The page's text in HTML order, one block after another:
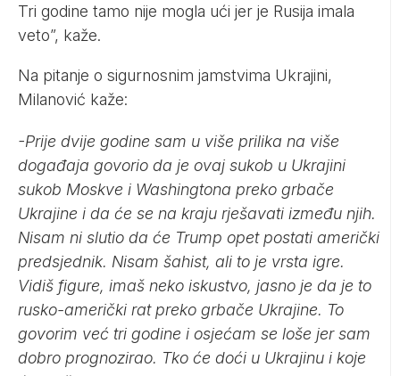
Tri godine tamo nije mogla ući jer je Rusija imala
veto”, kaže.
Na pitanje o sigurnosnim jamstvima Ukrajini,
Milanović kaže:
-Prije dvije godine sam u više prilika na više
događaja govorio da je ovaj sukob u Ukrajini
sukob Moskve i Washingtona preko grbače
Ukrajine i da će se na kraju rješavati između njih.
Nisam ni slutio da će Trump opet postati američki
predsjednik. Nisam šahist, ali to je vrsta igre.
Vidiš figure, imaš neko iskustvo, jasno je da je to
rusko-američki rat preko grbače Ukrajine. To
govorim već tri godine i osjećam se loše jer sam
dobro prognozirao. Tko će doći u Ukrajinu i koje